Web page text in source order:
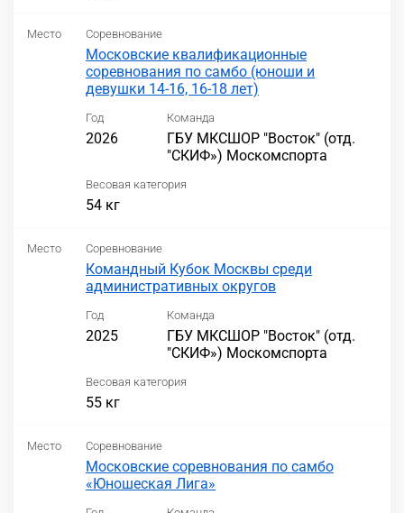
Место Соревнование
Московские квалификационные
соревнования по самбо (юноши и
девушки 14-16, 16-18 лет)
Год
2026
Команда
ГБУ МКСШОР "Восток" (отд.
"СКИФ») Москомспорта
Весовая категория
54 кг
Место Соревнование
Командный Кубок Москвы среди
административных округов
Год
2025
Команда
ГБУ МКСШОР "Восток" (отд.
"СКИФ») Москомспорта
Весовая категория
55 кг
Место Соревнование
Московские соревнования по самбо
«Юношеская Лига»